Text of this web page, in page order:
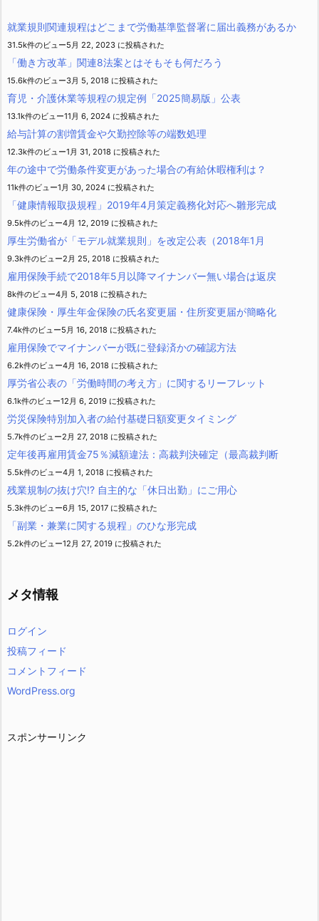
就業規則関連規程はどこまで労働基準監督署に届出義務があるか
31.5k件のビュー5月 22, 2023 に投稿された
「働き方改革」関連8法案とはそもそも何だろう
15.6k件のビュー3月 5, 2018 に投稿された
育児・介護休業等規程の規定例「2025簡易版」公表
13.1k件のビュー11月 6, 2024 に投稿された
給与計算の割増賃金や欠勤控除等の端数処理
12.3k件のビュー1月 31, 2018 に投稿された
年の途中で労働条件変更があった場合の有給休暇権利は？
11k件のビュー1月 30, 2024 に投稿された
「健康情報取扱規程」2019年4月策定義務化対応へ雛形完成
9.5k件のビュー4月 12, 2019 に投稿された
厚生労働省が「モデル就業規則」を改定公表（2018年1月
9.3k件のビュー2月 25, 2018 に投稿された
雇用保険手続で2018年5月以降マイナンバー無い場合は返戻
8k件のビュー4月 5, 2018 に投稿された
健康保険・厚生年金保険の氏名変更届・住所変更届が簡略化
7.4k件のビュー5月 16, 2018 に投稿された
雇用保険でマイナンバーが既に登録済かの確認方法
6.2k件のビュー4月 16, 2018 に投稿された
厚労省公表の「労働時間の考え方」に関するリーフレット
6.1k件のビュー12月 6, 2019 に投稿された
労災保険特別加入者の給付基礎日額変更タイミング
5.7k件のビュー2月 27, 2018 に投稿された
定年後再雇用賃金75％減額違法：高裁判決確定（最高裁判断
5.5k件のビュー4月 1, 2018 に投稿された
残業規制の抜け穴!? 自主的な「休日出勤」にご用心
5.3k件のビュー6月 15, 2017 に投稿された
「副業・兼業に関する規程」のひな形完成
5.2k件のビュー12月 27, 2019 に投稿された
メタ情報
ログイン
投稿フィード
コメントフィード
WordPress.org
スポンサーリンク